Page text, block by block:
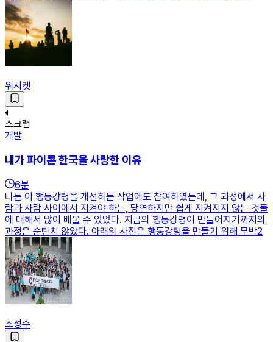
위시켓
스크랩
개발
내가 파이콘 한국을 사랑한 이유
6분
나는 이 행동강령을 개선하는 작업에도 참여하였는데, 그 과정에서 사
람과 사람 사이에서 지켜야 하는, 당연하지만 쉽게 지켜지지 않는 것들
에 대해서 많이 배울 수 있었다. 지금의 행동강령이 만들어지기까지의
과정은 순탄치 않았다. 아래의 사진은 행동강령을 만들기 위해 무박2
조성수